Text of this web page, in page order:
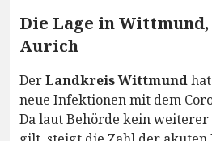
Die Lage in Wittmund,
Aurich
DerLandkreis Wittmund
neue Infektionen mit dem
Da laut Behörde kein weiterer